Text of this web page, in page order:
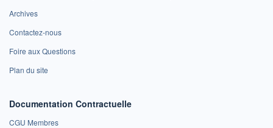
Archives
Contactez-nous
Foire aux Questions
Plan du site
Documentation Contractuelle
CGU Membres